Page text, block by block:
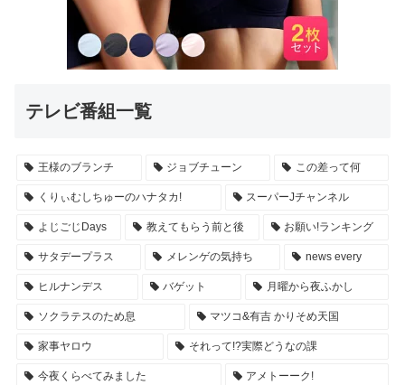
テレビ番組一覧
王様のブランチ ジョブチューン この差って何
くりぃむしちゅーのハナタカ! スーパーJチャンネル
よじごじDays 教えてもらう前と後 お願い!ランキング
サタデープラス メレンゲの気持ち news every
ヒルナンデス バゲット 月曜から夜ふかし
ソクラテスのため息 マツコ&有吉 かりそめ天国
家事ヤロウ それって!?実際どうなの課
今夜くらべてみました アメトーーク!